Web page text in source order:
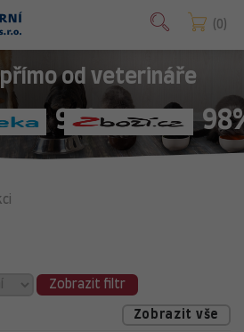
0
od veterináře
98%
Zobrazit filtr
Zobrazit vše